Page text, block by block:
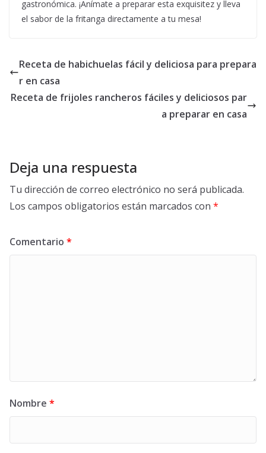
gastronómica. ¡Anímate a preparar esta exquisitez y lleva
el sabor de la fritanga directamente a tu mesa!
Receta de habichuelas fácil y deliciosa para prepara
r en casa
Receta de frijoles rancheros fáciles y deliciosos par
a preparar en casa
Deja una respuesta
Tu dirección de correo electrónico no será publicada.
Los campos obligatorios están marcados con *
Comentario *
Nombre *